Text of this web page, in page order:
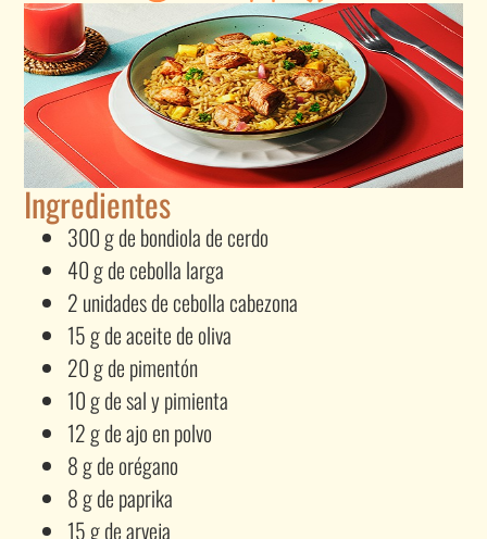
Ingredientes
300 g de bondiola de cerdo
40 g de cebolla larga
2 unidades de cebolla cabezona
15 g de aceite de oliva
20 g de pimentón
10 g de sal y pimienta
12 g de ajo en polvo
8 g de orégano
8 g de paprika
15 g de arveja